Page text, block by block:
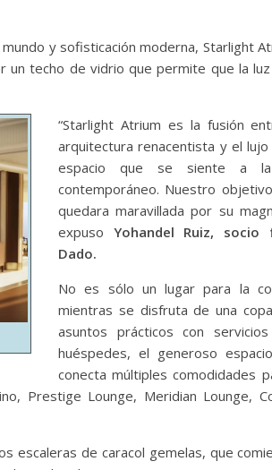
y sofisticación moderna, Starlight
un techo de vidrio que permite que la
“Starlight Atrium es la fusión
arquitectura renacentista y el
espacio que se siente a
contemporáneo. Nuestro
quedara maravillada por su
expuso Yohandel Ruiz, socio
Dado.
No es sólo un lugar para la
mientras se disfruta de una
asuntos prácticos con
huéspedes, el generoso
conecta múltiples comodidades
Prestige Lounge, Meridian Lounge,
escaleras de caracol gemelas, que